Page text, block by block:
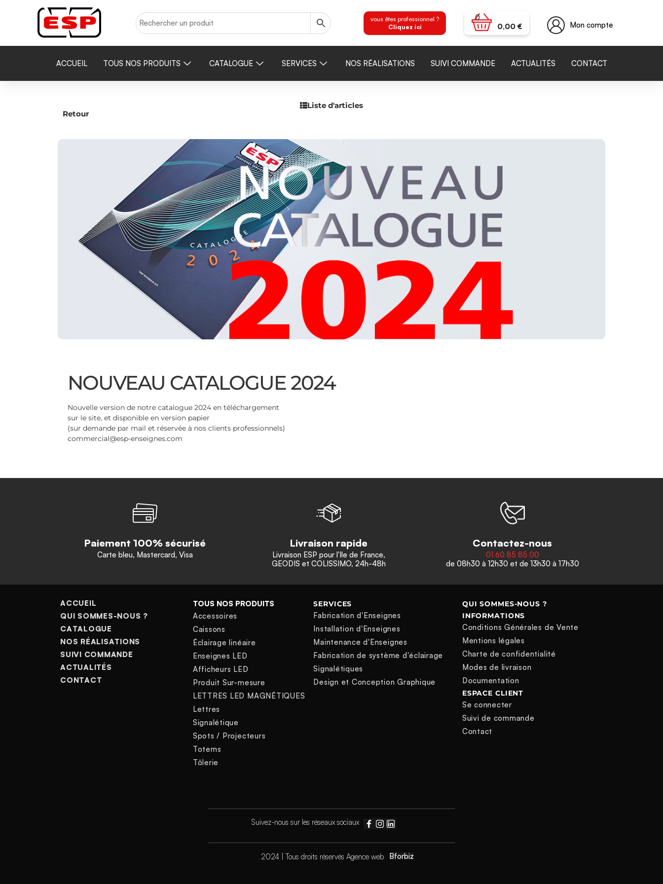
vous êtes professionnel ?
Cliquez ici
0,00 €
0
Mon compte
ACCUEIL TOUS NOS PRODUITS CATALOGUE SERVICES NOS RÉALISATIONS SUIVI COMMANDE ACTUALITÉS CONTACT
Retour
Liste d'articles
NOUVEAU CATALOGUE 2024
Nouvelle version de notre catalogue 2024 en téléchargement
sur le site, et disponible en version papier
(sur demande par mail et réservée à nos clients professionnels)
commercial@esp-enseignes.com
Paiement 100% sécurisé
Carte bleu, Mastercard, Visa
Livraison rapide
Livraison ESP pour l'Ile de France,
GEODIS et COLISSIMO, 24h-48h
Contactez-nous
01 60 85 85 00
de 08h30 à 12h30 et de 13h30 à 17h30
ACCUEIL
QUI SOMMES-NOUS ?
CATALOGUE
NOS RÉALISATIONS
SUIVI COMMANDE
ACTUALITÉS
CONTACT
TOUS NOS PRODUITS
Accessoires
Caissons
Éclairage linéaire
Enseignes LED
Afficheurs LED
Produit Sur-mesure
LETTRES LED MAGNÉTIQUES
Lettres
Signalétique
Spots / Projecteurs
Totems
Tôlerie
SERVICES
Fabrication d'Enseignes
Installation d'Enseignes
Maintenance d'Enseignes
Fabrication de système d'éclairage
Signalétiques
Design et Conception Graphique
QUI SOMMES-NOUS ?
INFORMATIONS
Conditions Générales de Vente
Mentions légales
Charte de confidentialité
Modes de livraison
Documentation
ESPACE CLIENT
Se connecter
Suivi de commande
Contact
Suivez-nous sur les réseaux sociaux
2024 | Tous droits réservés Agence web Bforbiz